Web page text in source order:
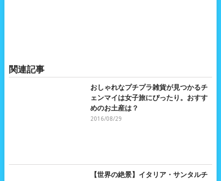
関連記事
おしゃれなプチプラ雑貨が見つかるチ
ェンマイは女子旅にぴったり。おすす
めのお土産は？
2016/08/29
【世界の絶景】イタリア・サンタルチ